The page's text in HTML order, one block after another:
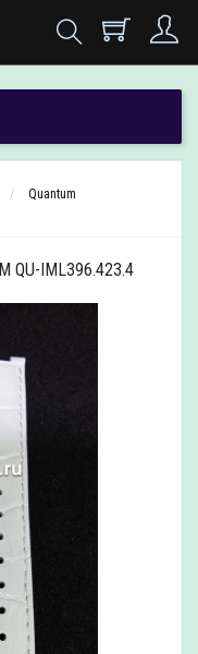
Quantum
IML396.423.4